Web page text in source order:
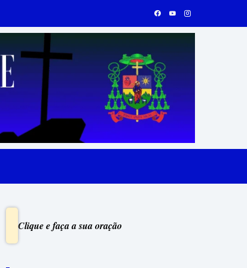
Clique e faça a sua oração